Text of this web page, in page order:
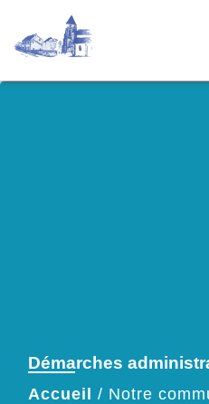
Démarches
Accueil / Notre